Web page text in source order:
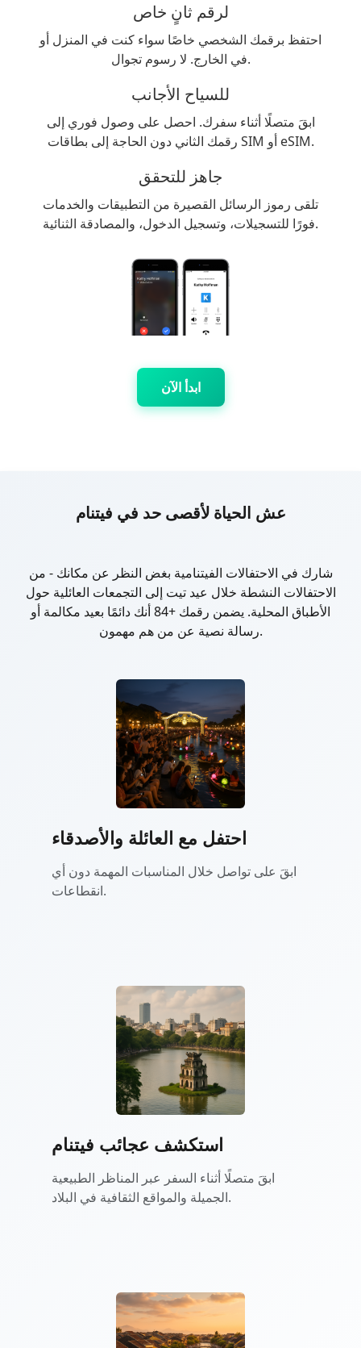
لرقم ثانٍ خاص
احتفظ برقمك الشخصي خاصًا سواء كنت في المنزل أو
في الخارج. لا رسوم تجوال.
للسياح الأجانب
ابقَ متصلًا أثناء سفرك. احصل على وصول فوري إلى
رقمك الثاني دون الحاجة إلى بطاقات SIM أو eSIM.
جاهز للتحقق
تلقى رموز الرسائل القصيرة من التطبيقات والخدمات
فورًا للتسجيلات، وتسجيل الدخول، والمصادقة الثنائية.
ابدأ الآن
عش الحياة لأقصى حد في فيتنام
شارك في الاحتفالات الفيتنامية بغض النظر عن مكانك - من
الاحتفالات النشطة خلال عيد تيت إلى التجمعات العائلية حول
الأطباق المحلية. يضمن رقمك +84 أنك دائمًا بعيد مكالمة أو
رسالة نصية عن من هم مهمون.
احتفل مع العائلة والأصدقاء
ابقَ على تواصل خلال المناسبات المهمة دون أي
انقطاعات.
استكشف عجائب فيتنام
ابقَ متصلًا أثناء السفر عبر المناظر الطبيعية
الجميلة والمواقع الثقافية في البلاد.